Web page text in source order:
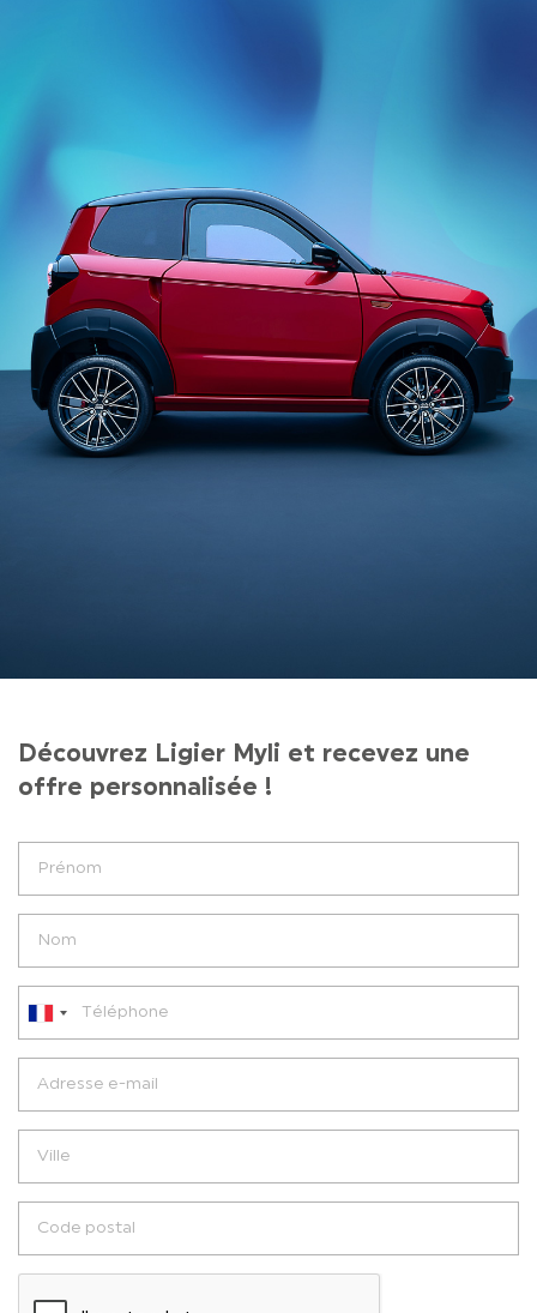
Découvrez Ligier Myli et recevez une
offre personnalisée !
France
+33